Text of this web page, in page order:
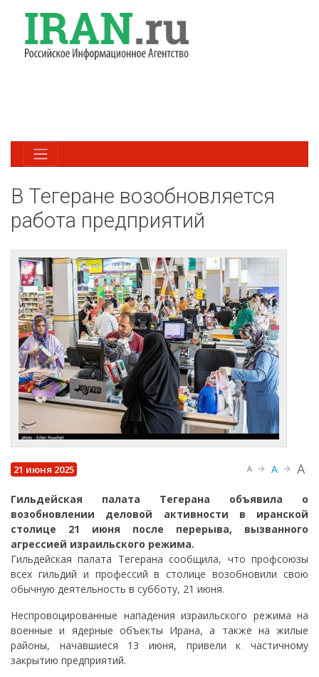
В Тегеране возобновляется
работа предприятий
21 июня 2025 A A A
Гильдейская палата Тегерана объявила о
возобновлении деловой активности в иранской
столице 21 июня после перерыва, вызванного
агрессией израильского режима.
Гильдейская палата Тегерана сообщила, что профсоюзы
всех гильдий и профессий в столице возобновили свою
обычную деятельность в субботу, 21 июня.
Неспровоцированные нападения израильского режима на
военные и ядерные объекты Ирана, а также на жилые
районы, начавшиеся 13 июня, привели к частичному
закрытию предприятий.